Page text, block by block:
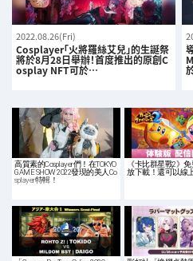
2022.08.26(Fri)
Cosplayer「火將羅絲艾兒」的生誕祭
將於8月28日舉辦！首度推出的原創C
osplay NFT可於…
高質素的Cosplayer們！在TOKYO
GAME SHOW 2022發現的美人Co
splayer特輯！
《卡比群星戰2》
放下載！還可以線